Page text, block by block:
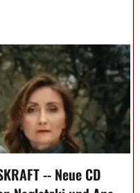
-- Neue CD